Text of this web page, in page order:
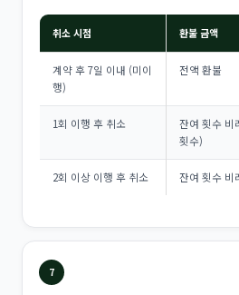
취소 시점 환불 금액
계약 후 7일 이내 (미이
행)
전액 환불
1회 이행 후 취소
잔여 횟수
횟수)
2회 이상 이행 후 취소 잔여 횟수
7